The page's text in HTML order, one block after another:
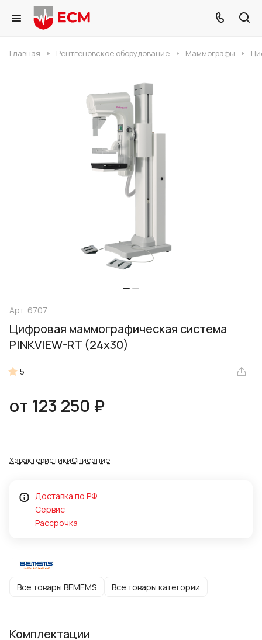
Главная Рентгеновское оборудование Маммографы
Арт. 6707
Цифровая маммографическая система
PINKVIEW-RT (24x30)
5
от 123 250 ₽
ХарактеристикиОписание
Доставка по РФ
Сервис
Рассрочка
Все товары BEMEMS Все товары категории
Комплектации